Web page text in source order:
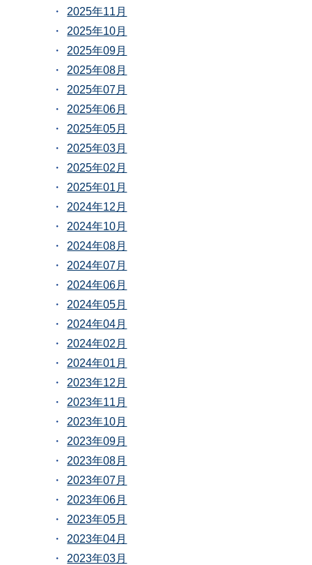
2025年11月
2025年10月
2025年09月
2025年08月
2025年07月
2025年06月
2025年05月
2025年03月
2025年02月
2025年01月
2024年12月
2024年10月
2024年08月
2024年07月
2024年06月
2024年05月
2024年04月
2024年02月
2024年01月
2023年12月
2023年11月
2023年10月
2023年09月
2023年08月
2023年07月
2023年06月
2023年05月
2023年04月
2023年03月